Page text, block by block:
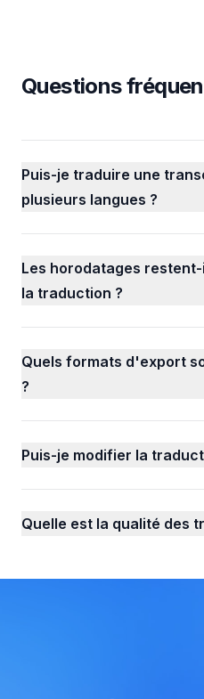
Questions
Puis-je traduire une
plusieurs langues ?
Les horodatages
la traduction ?
Quels formats d'export
?
Puis-je modifier la
Quelle est la qualité des